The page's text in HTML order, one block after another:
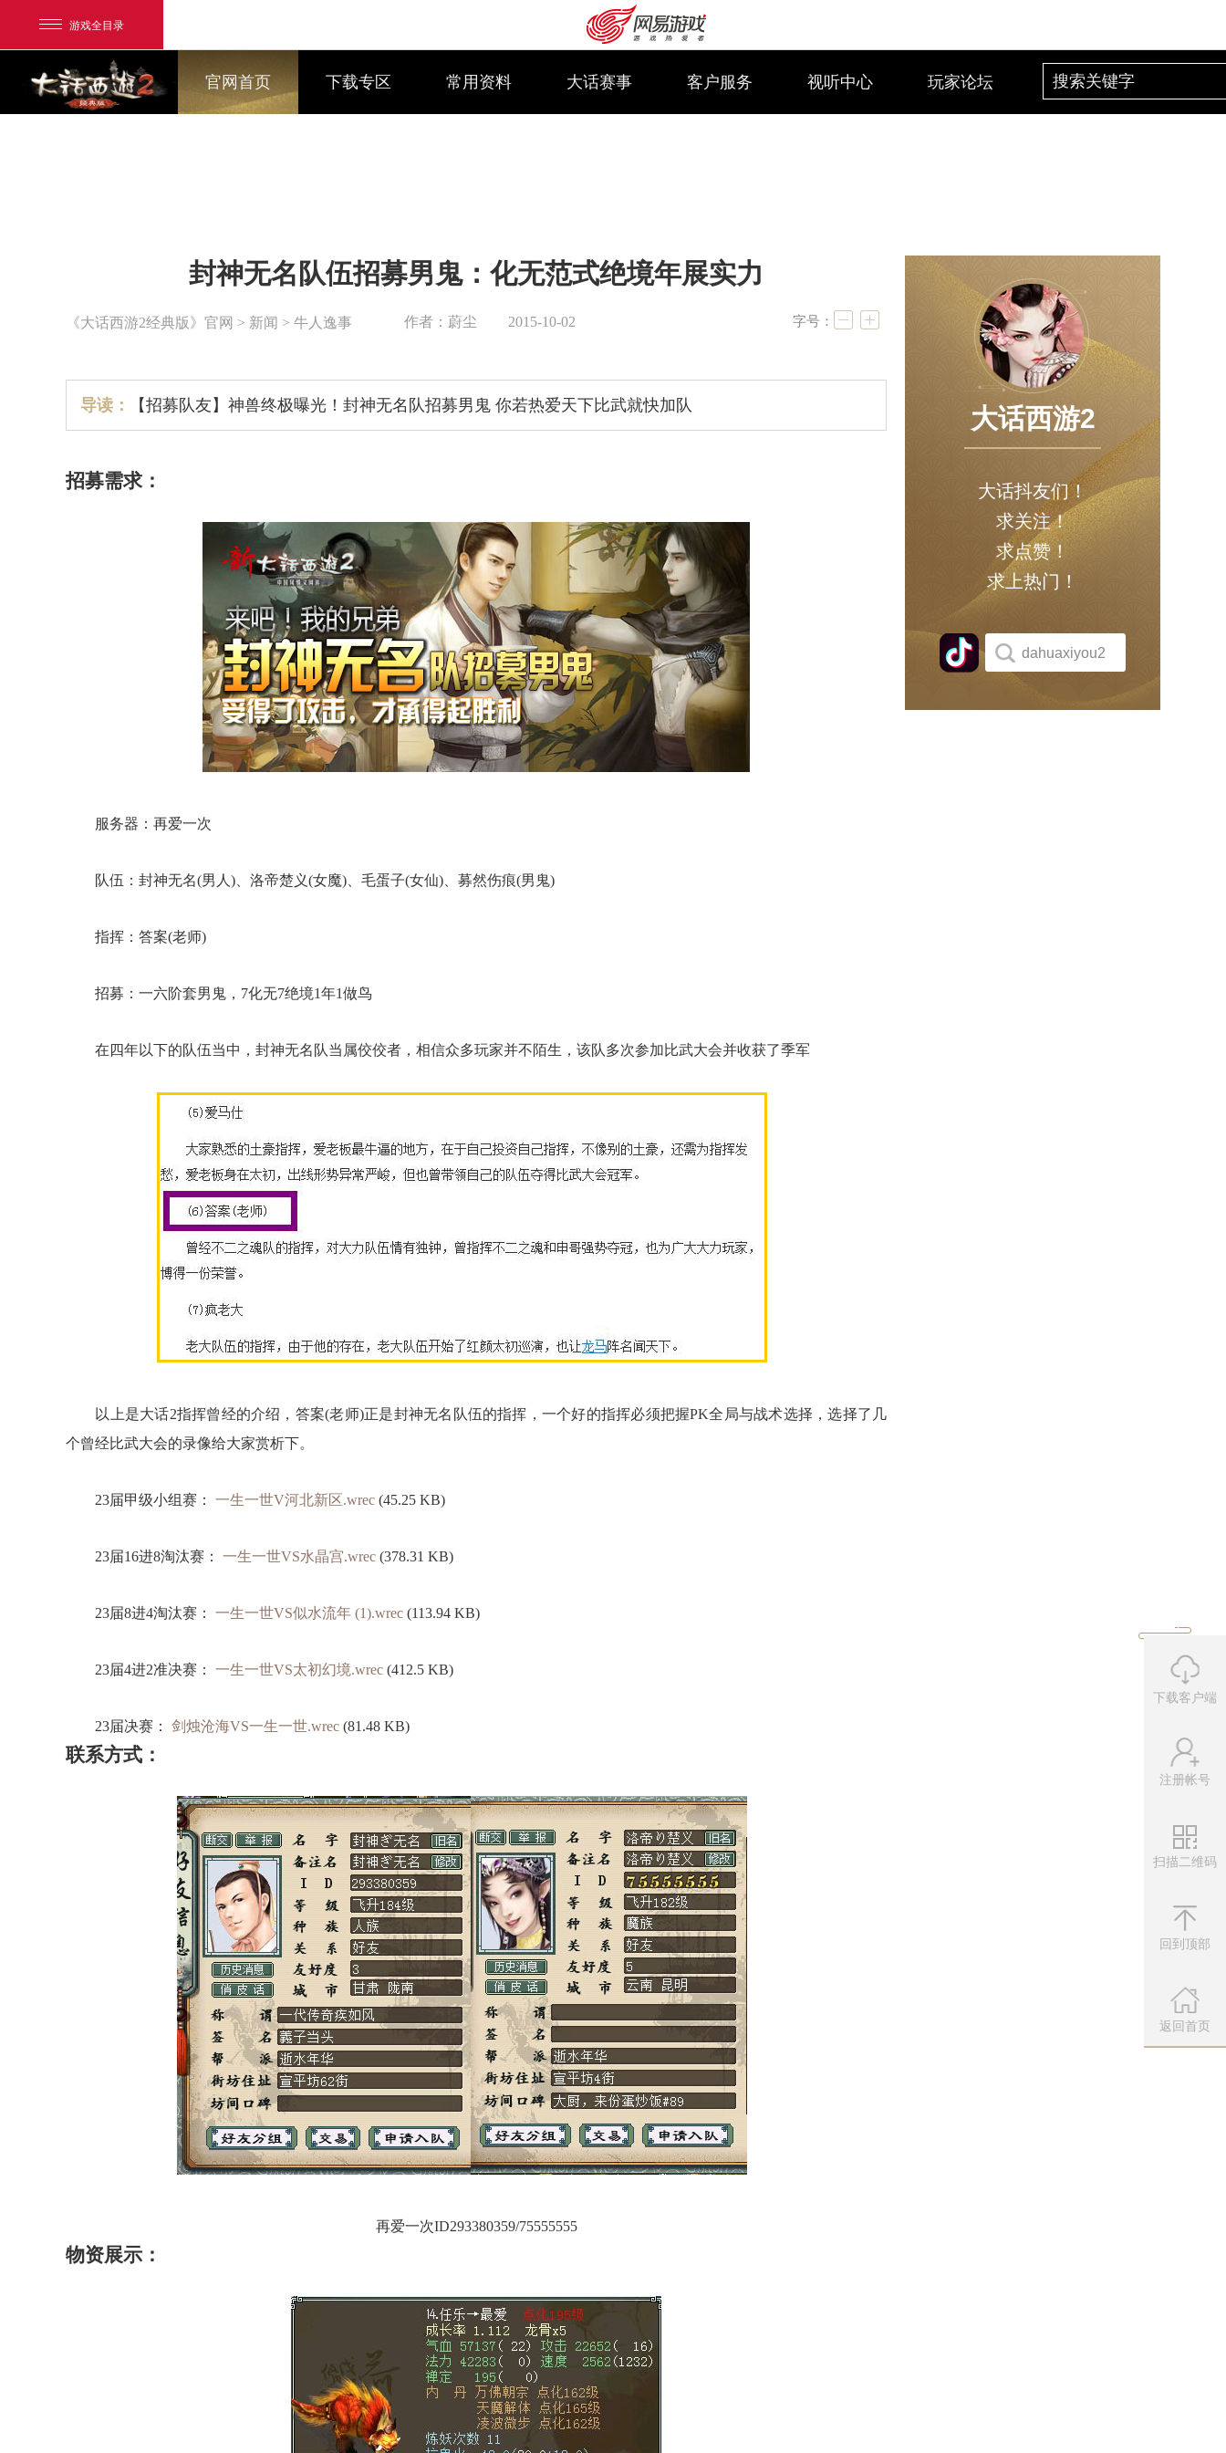
游戏全目录
网易游戏
游戏爱好者
我的足迹： 大话2经典版
官网首页 下载专区 常用资料 大话赛事 客户服务 视听中心 玩家论坛
大话西游2
大话抖友们！
求关注！
求点赞！
求上热门！
dahuaxiyou2
《大话西游2经典版》官网 > 新闻 > 牛人逸事
封神无名队伍招募男鬼：化无范式绝境年展实力
作者：蔚尘 2015-10-02 字号：
导读： 【招募队友】神兽终极曝光！封神无名队招募男鬼 你若热爱天下比武就快加队
招募需求：
服务器：再爱一次
队伍：封神无名(男人)、洛帝楚义(女魔)、毛蛋子(女仙)、募然伤痕(男鬼)
指挥：答案(老师)
招募：一六阶套男鬼，7化无7绝境1年1做鸟
在四年以下的队伍当中，封神无名队当属佼佼者，相信众多玩家并不陌生，该队多次参加比武大会并收获了季军
以上是大话2指挥曾经的介绍，答案(老师)正是封神无名队伍的指挥，一个好的指挥必须把握PK全局与战术选择，选择了几
个曾经比武大会的录像给大家赏析下。
23届甲级小组赛： 一生一世V河北新区.wrec (45.25 KB)
23届16进8淘汰赛： 一生一世VS水晶宫.wrec (378.31 KB)
23届8进4淘汰赛： 一生一世VS似水流年 (1).wrec (113.94 KB)
23届4进2准决赛： 一生一世VS太初幻境.wrec (412.5 KB)
23届决赛： 剑烛沧海VS一生一世.wrec (81.48 KB)
联系方式：
再爱一次ID293380359/75555555
物资展示：
下载客户端
注册帐号
扫描二维码
微信公
扫描左侧二
回到顶部
返回首页